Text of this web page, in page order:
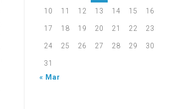
10 11 12 13 14 15 16
17 18 19 20 21 22 23
24 25 26 27 28 29 30
31
« Mar